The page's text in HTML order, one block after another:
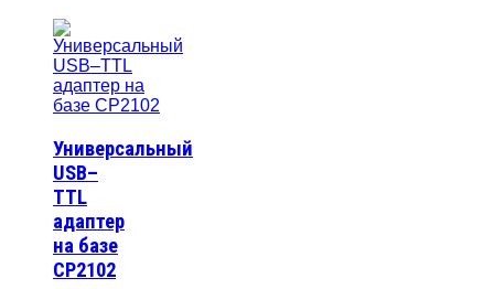
Универсальный
USB–
TTL
адаптер
на базе
CP2102